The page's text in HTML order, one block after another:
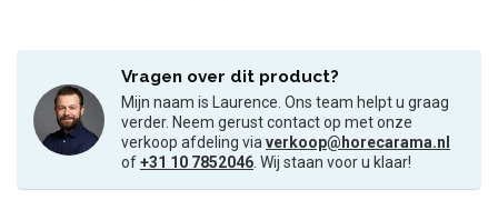
Vragen over dit product?
Mijn naam is Laurence. Ons team helpt u graag
verder. Neem gerust contact op met onze
verkoop afdeling viaverkoop@horecarama.nl
of+31 10 7852046. Wij staan voor u klaar!